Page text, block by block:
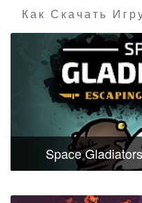
Как Скачать
Space